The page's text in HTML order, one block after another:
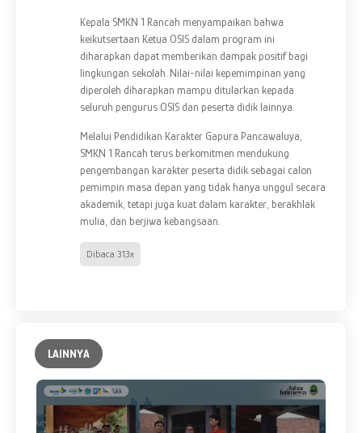
Kepala SMKN 1 Rancah menyampaikan bahwa
keikutsertaan Ketua OSIS dalam program ini
diharapkan dapat memberikan dampak positif bagi
lingkungan sekolah. Nilai-nilai kepemimpinan yang
diperoleh diharapkan mampu ditularkan kepada
seluruh pengurus OSIS dan peserta didik lainnya.
Melalui Pendidikan Karakter Gapura Pancawaluya,
SMKN 1 Rancah terus berkomitmen mendukung
pengembangan karakter peserta didik sebagai calon
pemimpin masa depan yang tidak hanya unggul secara
akademik, tetapi juga kuat dalam karakter, berakhlak
mulia, dan berjiwa kebangsaan.
Dibaca 313x
LAINNYA